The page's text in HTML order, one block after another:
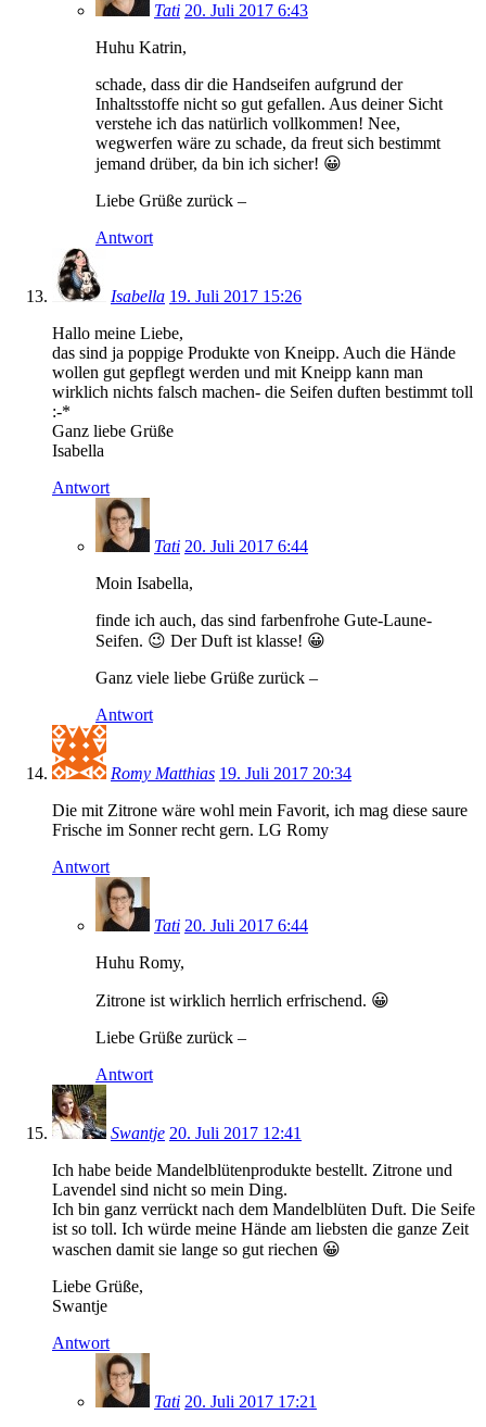
Tati 20. Juli 2017 6:43
Huhu Katrin,
schade, dass dir die Handseifen aufgrund der
Inhaltsstoffe nicht so gut gefallen. Aus deiner Sicht
verstehe ich das natürlich vollkommen! Nee,
wegwerfen wäre zu schade, da freut sich bestimmt
jemand drüber, da bin ich sicher! 😀
Liebe Grüße zurück –
Antwort
Isabella 19. Juli 2017 15:26
Hallo meine Liebe,
das sind ja poppige Produkte von Kneipp. Auch die Hände
wollen gut gepflegt werden und mit Kneipp kann man
wirklich nichts falsch machen- die Seifen duften bestimmt toll
:-*
Ganz liebe Grüße
Isabella
Antwort
Tati 20. Juli 2017 6:44
Moin Isabella,
finde ich auch, das sind farbenfrohe Gute-Laune-
Seifen. 😉 Der Duft ist klasse! 😀
Ganz viele liebe Grüße zurück –
Antwort
Romy Matthias 19. Juli 2017 20:34
Die mit Zitrone wäre wohl mein Favorit, ich mag diese saure
Frische im Sonner recht gern. LG Romy
Antwort
Tati 20. Juli 2017 6:44
Huhu Romy,
Zitrone ist wirklich herrlich erfrischend. 😀
Liebe Grüße zurück –
Antwort
Swantje 20. Juli 2017 12:41
Ich habe beide Mandelblütenprodukte bestellt. Zitrone und
Lavendel sind nicht so mein Ding.
Ich bin ganz verrückt nach dem Mandelblüten Duft. Die Seife
ist so toll. Ich würde meine Hände am liebsten die ganze Zeit
waschen damit sie lange so gut riechen 😀
Liebe Grüße,
Swantje
Antwort
Tati 20. Juli 2017 17:21